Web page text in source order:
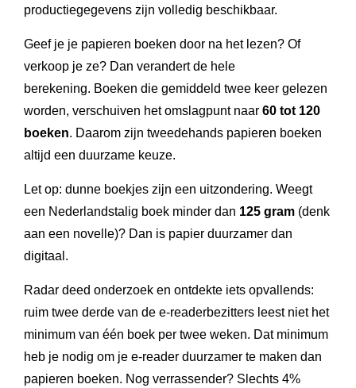
productiegegevens zijn volledig beschikbaar.
Geef je je papieren boeken door na het lezen? Of
verkoop je ze? Dan verandert de hele
berekening. Boeken die gemiddeld twee keer gelezen
worden, verschuiven het omslagpunt naar 60 tot 120
boeken. Daarom zijn tweedehands papieren boeken
altijd een duurzame keuze.
Let op: dunne boekjes zijn een uitzondering. Weegt
een Nederlandstalig boek minder dan 125 gram (denk
aan een novelle)? Dan is papier duurzamer dan
digitaal.
Radar deed onderzoek en ontdekte iets opvallends:
ruim twee derde van de e-readerbezitters leest niet het
minimum van één boek per twee weken. Dat minimum
heb je nodig om je e-reader duurzamer te maken dan
papieren boeken. Nog verrassender? Slechts 4%